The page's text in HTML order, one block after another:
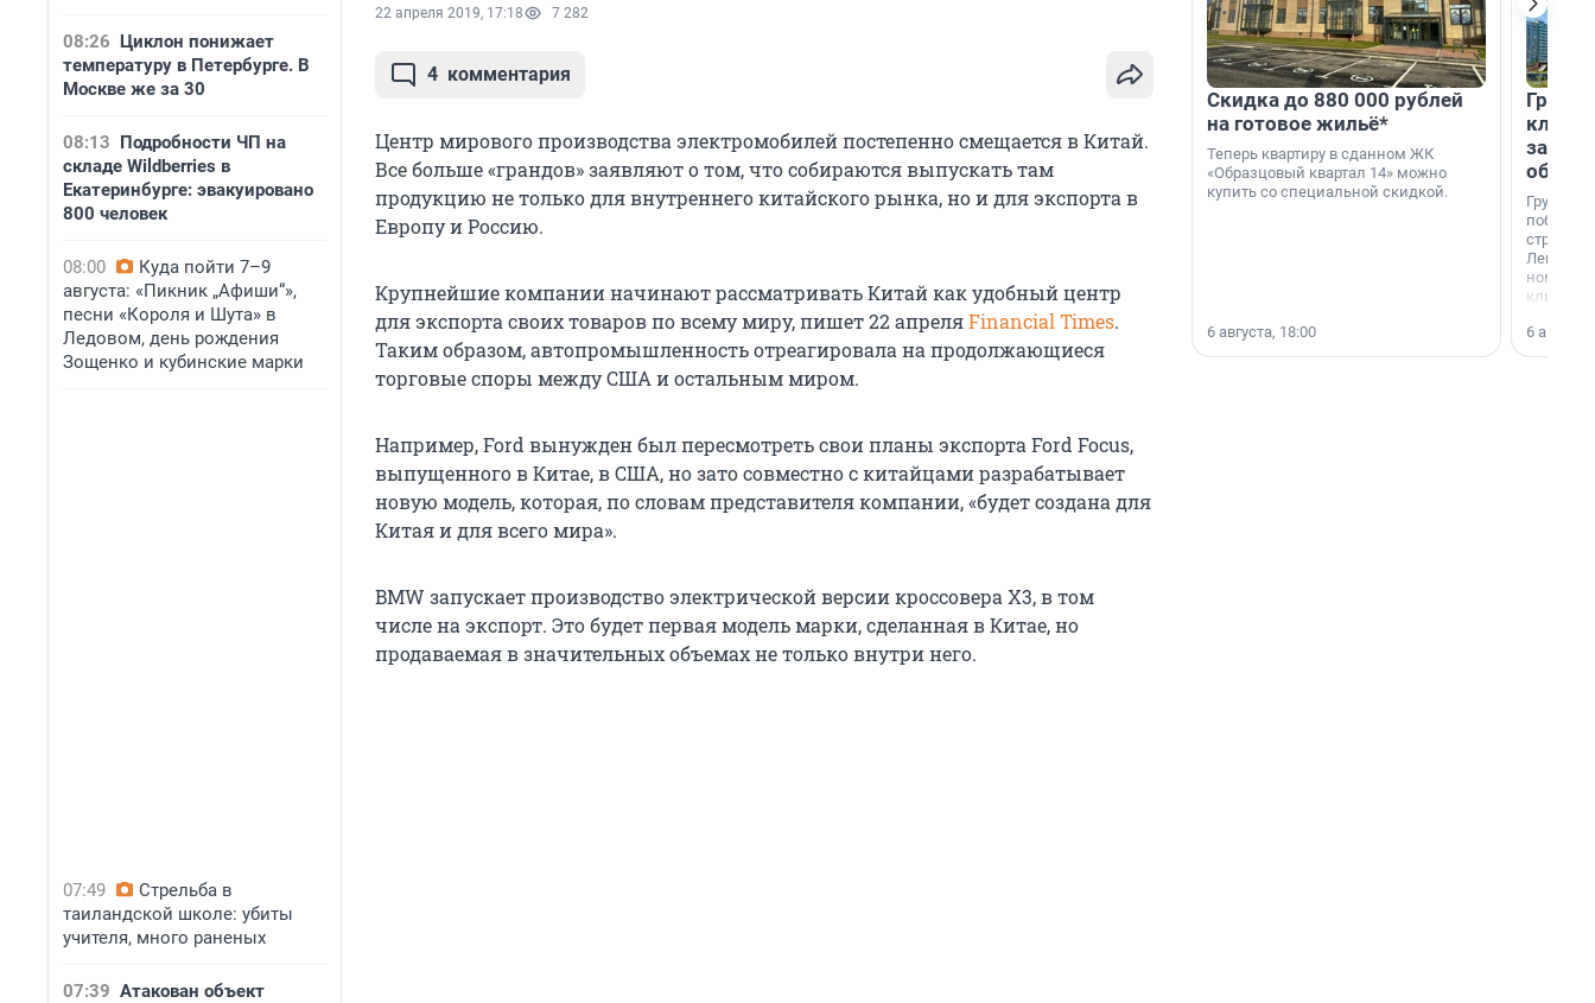
08:26 Циклон понижает
температуру в Петербурге. В
Москве же за 30
08:13 Подробности ЧП на
складе Wildberries в
Екатеринбурге: эвакуировано
800 человек
08:00
Куда пойти 7–9
августа: «Пикник „Афиши“»,
песни «Короля и Шута» в
Ледовом, день рождения
Зощенко и кубинские марки
07:49
Стрельба в
таиландской школе: убиты
учителя, много раненых
07:39 Атакован объект
22 апреля 2019, 17:18 7 282
4 комментария
Центр мирового производства электромобилей постепенно смещается в Китай.
Все больше «грандов» заявляют о том, что собираются выпускать там
продукцию не только для внутреннего китайского рынка, но и для экспорта в
Европу и Россию.
Крупнейшие компании начинают рассматривать Китай как удобный центр
для экспорта своих товаров по всему миру, пишет 22 апреляFinancial Times.
Таким образом, автопромышленность отреагировала на продолжающиеся
торговые споры между США и остальным миром.
Например, Ford вынужден был пересмотреть свои планы экспорта Ford Focus,
выпущенного в Китае, в США, но зато совместно с китайцами разрабатывает
новую модель, которая, по словам представителя компании, «будет создана для
Китая и для всего мира».
BMW запускает производство электрической версии кроссовера X3, в том
числе на экспорт. Это будет первая модель марки, сделанная в Китае, но
продаваемая в значительных объемах не только внутри него.
Скидка до 880 000 рублей
на готовое жильё*
Теперь квартиру в сданном ЖК
«Образцовый квартал 14» можно
купить со специальной скидкой.
6 августа, 18:00
Группа
области».
6